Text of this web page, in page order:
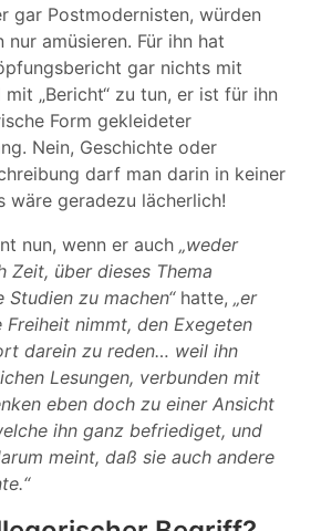
gar Postmodernisten, würden
nur amüsieren. Für ihn hat
gar nichts mit
mit „Bericht“ zu tun, er ist für ihn
Form gekleideter
Nein, Geschichte oder
darf man darin in keiner
wäre geradezu lächerlich!
nun, wenn er auch „weder
Zeit, über dieses Thema
zu machen“hatte, „er
nimmt, den Exegeten
darein zu reden… weil ihn
Lesungen, verbunden mit
eben doch zu einer Ansicht
ihn ganz befriediget, und
meint, daß sie auch andere